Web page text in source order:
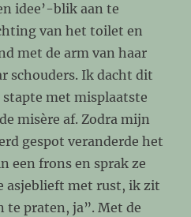
idee’-blik aan te
van het toilet en
met de arm van haar
schouders. Ik dacht dit
stapte met misplaatste
misère af. Zodra mijn
gespot veranderde het
een frons en sprak ze
asjeblieft met rust, ik zit
te praten, ja”. Met de